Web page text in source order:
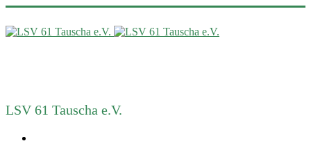
LSV 61 Tauscha e.V.